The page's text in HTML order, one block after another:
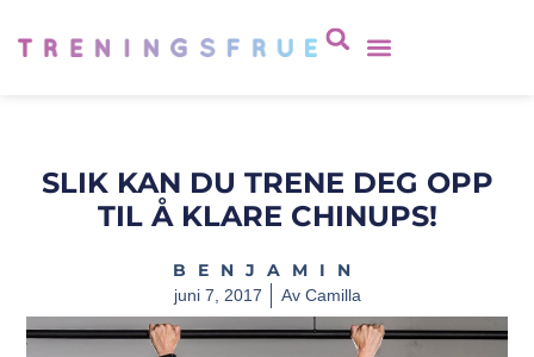
SLIK KAN DU TRENE DEG OPP
TIL Å KLARE CHINUPS!
BENJAMIN
juni 7, 2017 AvCamilla